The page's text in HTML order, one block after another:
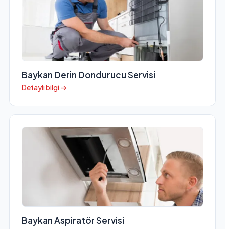
Baykan Derin Dondurucu Servisi
Detaylı bilgi →
Baykan Aspiratör Servisi